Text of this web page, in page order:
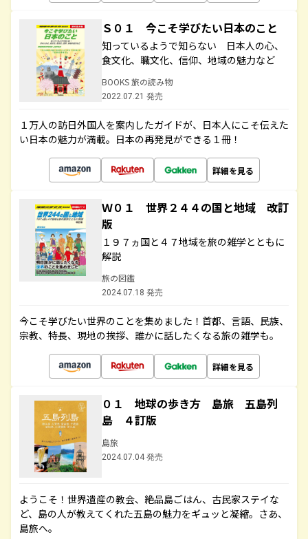
Ｓ０１ 今こそ学びたい日本のこと
知っているようで知らない 日本人の心、
食文化、職文化、信仰、地域の魅力など
BOOKS 旅の読み物
2022.07.21 発売
１万人の訪日外国人を案内したガイドが、日本人にこそ伝えた
い日本の魅力が満載。日本の再発見ができる１冊！
詳細を見る
Ｗ０１ 世界２４４の国と地域 改訂
版
１９７ヵ国と４７地域を旅の雑学とともに
解説
旅の図鑑
2024.07.18 発売
今こそ学びたい世界のことを集めました！首都、言語、民族、
宗教、特長、現地の挨拶、誰かに話したくなる旅の雑学も。
詳細を見る
０１ 地球の歩き方 島旅 五島列
島 ４訂版
島旅
2024.07.04 発売
ようこそ！世界遺産の教会、絶品島ごはん、古民家ステイな
ど、島の人が教えてくれた五島の魅力をギュッと凝縮。さあ、
島旅へ。